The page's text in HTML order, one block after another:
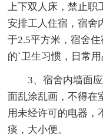
上下双人床，禁止职
安排工人住宿，宿舍
于2.5平方米，宿舍
的`卫生习惯，日常用
3、宿舍内墙面应
面乱涂乱画，不得在
用未经许可的电器，
痰，大小便。